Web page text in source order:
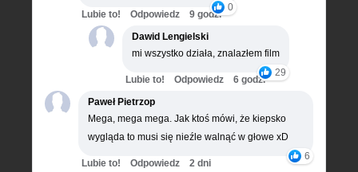
0
Lubie to! Odpowiedz
9 godz.
Dawid Lengielski
mi wszystko działa, znalazłem film
29
Lubie to! Odpowiedz
6 godz.
Paweł Pietrzop
Mega, mega mega. Jak ktoś mówi, że kiepsko
wygląda to musi się nieźle walnąć w głowe xD
6
Lubie to! Odpowiedz
2 dni